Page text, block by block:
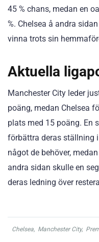
45 % chans, medan en
%. Chelsea å andra
vinna trots sin
Aktuella
Manchester City leder
poäng, medan Chelsea
plats med 15 poäng. En
förbättra deras ställning
något de behöver,
andra sidan skulle en
deras ledning över
Chelsea, Manchester City,